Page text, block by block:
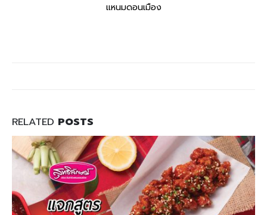
แหนมดอนเมือง
RELATED POSTS